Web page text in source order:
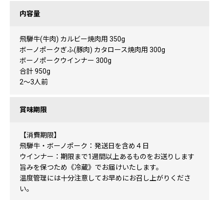
内容量
飛騨牛(牛肉) カルビー焼肉用 350g
ボーノポークぎふ(豚肉) カタロース焼肉用 300g
ボーノポークウインナー 300g
合計 950g
2～3人前
賞味期限
【消費期限】
飛騨牛・ボーノポーク：発送日を含め４日
ウインナー：期限まで1週間以上あるものをお送りします
旨みを保つため《冷蔵》でお届けいたします。
温度管理には十分注意してお早めにお召し上がりくださ
い。